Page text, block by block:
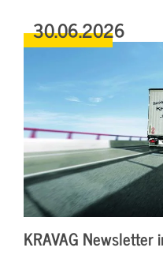
30.06.2026
KRAVAG